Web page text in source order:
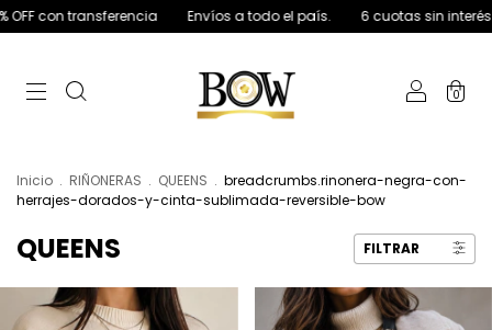
Envíos a todo el país. 6 cuotas sin interés 20% OFF con
0
Inicio . RIÑONERAS . QUEENS . breadcrumbs.rinonera-negra-con-
herrajes-dorados-y-cinta-sublimada-reversible-bow
QUEENS FILTRAR